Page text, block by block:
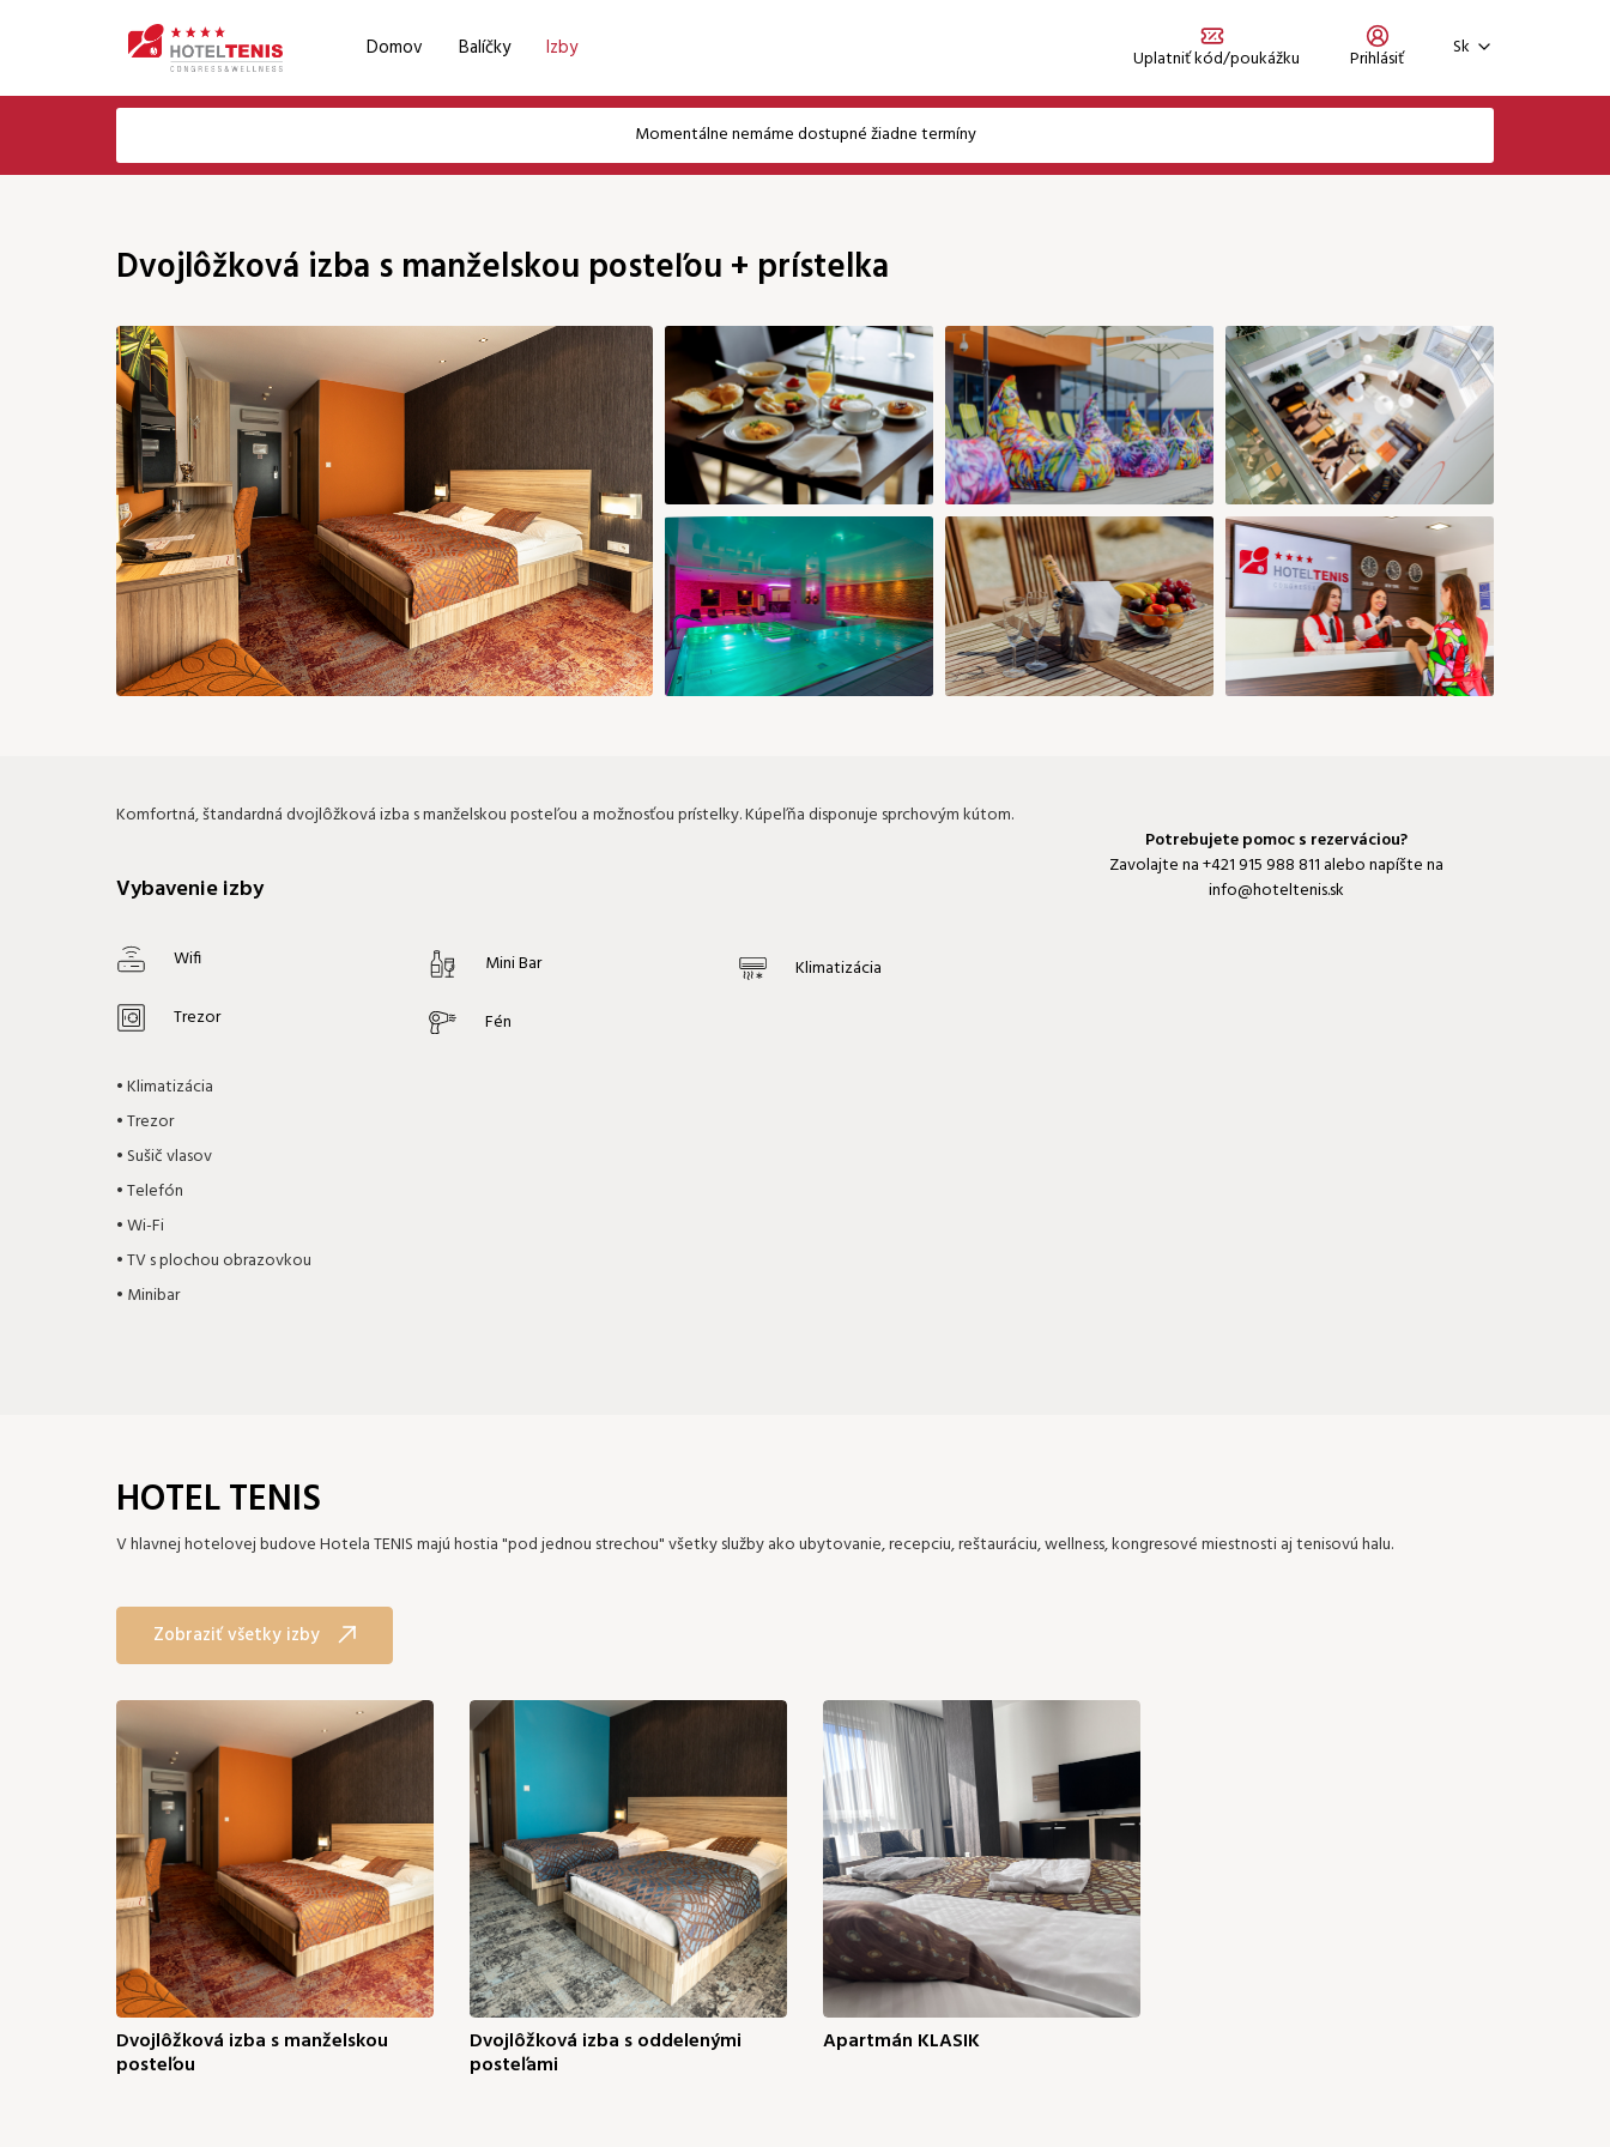
Domov Balíčky Izby Uplatniť kód/poukážku
Prihlásiť
Zaregistrujte sa
Zabudli ste heslo?
Email Heslo Prihlásiť sa
Pokračovať bez prihlásenia
Sk
Momentálne nemáme dostupné žiadne termíny
Dvojlôžková izba s manželskou posteľou + prístelka
Komfortná, štandardná dvojlôžková izba s manželskou posteľou a možnosťou prístelky. Kúpeľňa disponuje sprchovým kútom.
Vybavenie izby
Wifi
Trezor
Mini Bar
Fén
Klimatizácia
• Klimatizácia
• Trezor
• Sušič vlasov
• Telefón
• Wi-Fi
• TV s plochou obrazovkou
• Minibar
Potrebujete pomoc s rezerváciou?
Zavolajte na+421 915 988 811 alebo napíšte na
info@hoteltenis.sk
HOTEL TENIS
V hlavnej hotelovej budove Hotela TENIS majú hostia "pod jednou strechou" všetky služby ako ubytovanie, recepciu, reštauráciu, wellness, kongresové miestnosti aj tenisovú halu.
Zobraziť všetky izby
Dvojlôžková izba s manželskou
posteľou
Dvojlôžková izba s oddelenými
posteľami
Apartmán KLASIK
Voľba jazyka